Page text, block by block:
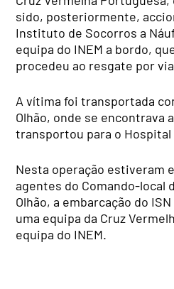
sido, posteriormente,
Instituto de Socorros a
equipa do INEM a bordo,
procedeu ao resgate por
A vítima foi transportada
Olhão, onde se encontrava
transportou para o Hospital
Nesta operação estiveram
agentes do Comando-local
Olhão, a embarcação do
uma equipa da Cruz
equipa do INEM.